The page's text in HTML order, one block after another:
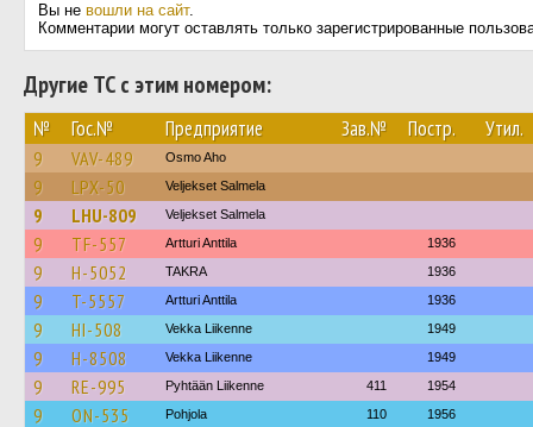
Вы не вошли на сайт.
Комментарии могут оставлять только зарегистрированные
Другие ТС с этим номером:
№ Гос.№ Предприятие Зав.№ Постр. Утил.
9 VAV-489 Osmo Aho
9 LPX-50 Veljekset Salmela
9 LHU-809 Veljekset Salmela
9 TF-557 Artturi Anttila 1936
9 H-5052 TAKRA 1936
9 T-5557 Artturi Anttila 1936
9 HI-508 Vekka Liikenne 1949
9 H-8508 Vekka Liikenne 1949
9 RE-995 Pyhtään Liikenne 411 1954
9 ON-535 Pohjola 110 1956